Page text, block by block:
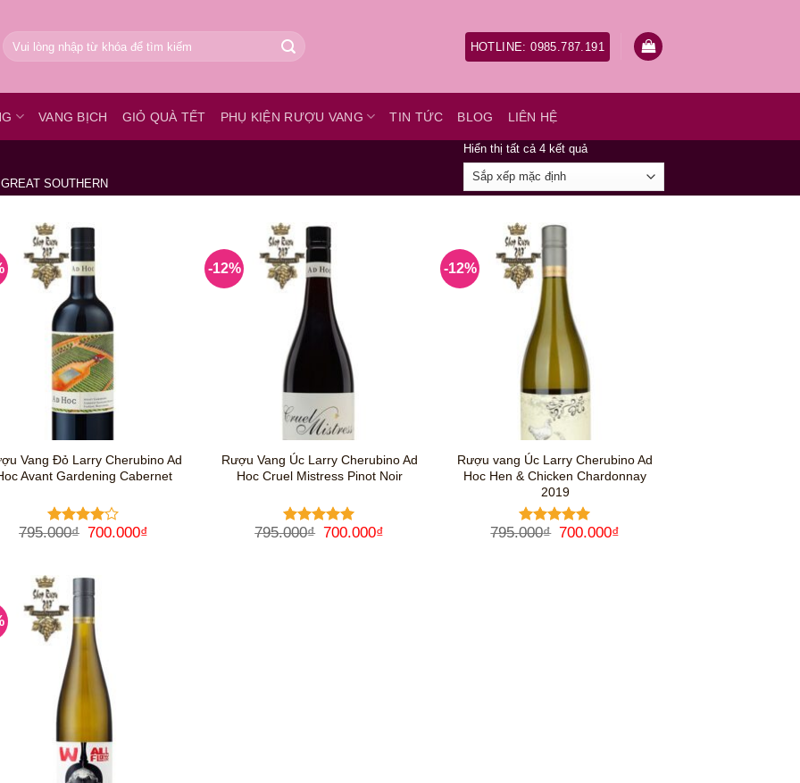
Tìm
kiếm:
HOTLINE: 0985.787.191
VANG BỊCH GIỎ QUÀ TẾT PHỤ KIỆN RƯỢU VANG TIN TỨC BLOG LIÊN HỆ
SOUTHERN
Hiển thị tất cả 4 kết quả
Vang Đỏ Larry Cherubino Ad
Avant Gardening Cabernet
Được
795.000₫ Giá
795.000₫.
700.000₫
-12%
Rượu Vang Úc Larry Cherubino Ad
Hoc Cruel Mistress Pinot Noir
Được xếp
795.000₫ Giá
700.000₫
-12%
Rượu vang Úc Larry Cherubino Ad
Hoc Hen & Chicken Chardonnay
2019
Được xếp
795.000₫ Giá
700.000₫